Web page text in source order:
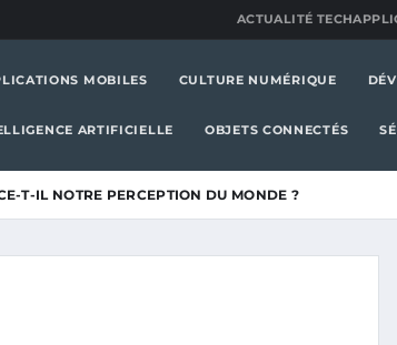
ACTUALITÉ TECH
MOBILES CULTURE NUMÉRIQUE
ARTIFICIELLE OBJETS CONNECTÉS
T-IL NOTRE PERCEPTION DU MONDE ?